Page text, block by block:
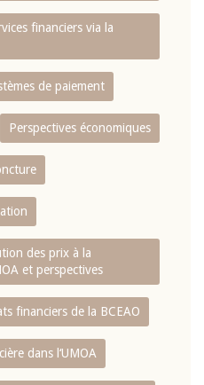
financiers via la
de paiement
Perspectives économiques
des prix à la
et perspectives
financiers de la BCEAO
dans l‘UMOA